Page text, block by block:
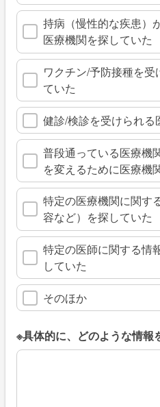
持病（慢性的な疾患）
医療機関を探していた
ワクチン/予防接種を
ていた
健診/検診を受けられる
普段通っている医療機
を変えるために医療機
特定の医療機関に関す
容など）を探していた
特定の医師に関する情
していた
そのほか
※具体的に、どのような情報
※具体的に、どのような情報